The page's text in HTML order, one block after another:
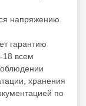
напряжению.
гарантию
18 всем
хранения
по